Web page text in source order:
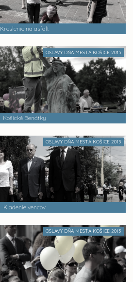
Kreslenie na asfalt
OSLAVY DŇA MESTA KOŠICE 2013
Košické Benátky
OSLAVY DŇA MESTA KOŠICE 2013
Kladenie vencov
OSLAVY DŇA MESTA KOŠICE 2013